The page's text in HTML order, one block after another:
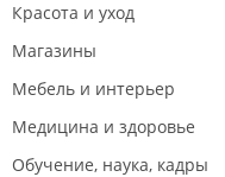
Красота и уход
Магазины
Мебель и интерьер
Медицина и здоровье
Обучение, наука, кадры